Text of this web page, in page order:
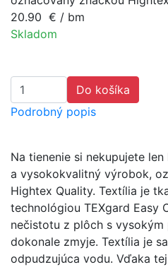
20.90 € / bm
Skladom
Do košíka
Podrobný popis
Na tienenie si nekupujete
a vysokokvalitný výrobok,
Hightex Quality. Textília je
technológiou TEXgard Easy
nečistotu z plôch s
dokonale zmyje. Textília je
odpudzujúca vodu. Vďaka